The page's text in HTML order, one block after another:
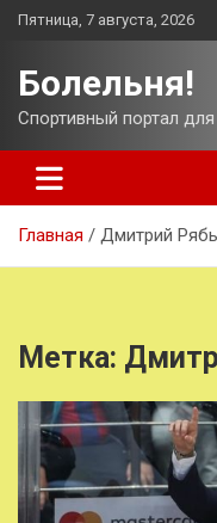
Перейти
Пятница, 7 августа, 2026
Болельня!
Спортивный портал
Главная Дмитрий
Метка: